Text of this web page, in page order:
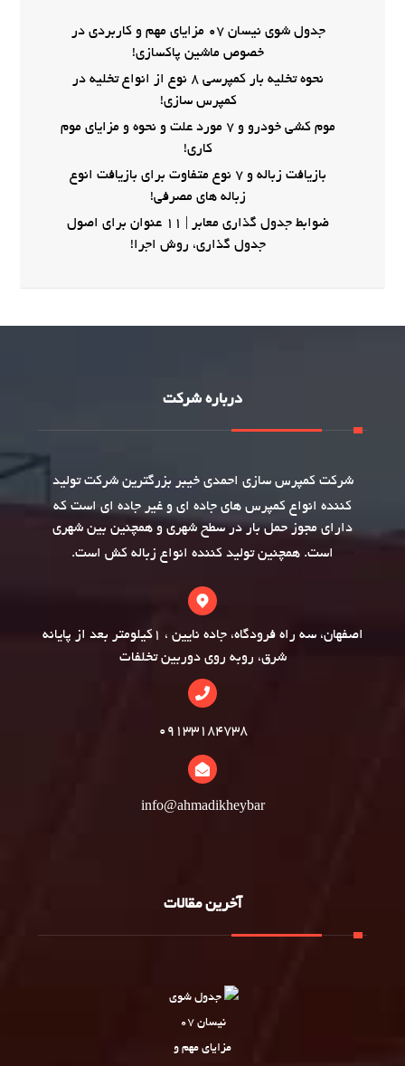
جدول شوی نیسان 07 مزایای مهم و کاربردی در
خصوص ماشین پاکسازی!
نحوه تخلیه بار کمپرسی 8 نوع از انواع تخلیه در
کمپرس سازی!
موم کشی خودرو و 7 مورد علت و نحوه و مزایای موم
کاری!
بازیافت زباله و 7 نوع متفاوت برای بازیافت انوع
زباله های مصرفی!
ضوابط جدول گذاری معابر | 11 عنوان برای اصول
جدول گذاری، روش اجرا!
درباره شرکت
شرکتکمپرس سازی احمدی خیبر بزرگترین شرکت تولید
کننده انواع کمپرس های جاده ای و غیر جاده ای است که
دارای مجوز حمل بار در سطح شهری و همچنین بین شهری
است. همچنین تولید کننده انواع زباله کش است.
اصفهان، سه راه فرودگاه، جاده نایین ، 1کیلومتر بعد از پایانه
شرق، روبه روی دوربین تخلفات
09133184738
info@ahmadikheybar
آخرین مقالات